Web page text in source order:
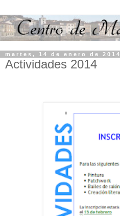
martes, 14 de enero de 2014
Actividades 2014